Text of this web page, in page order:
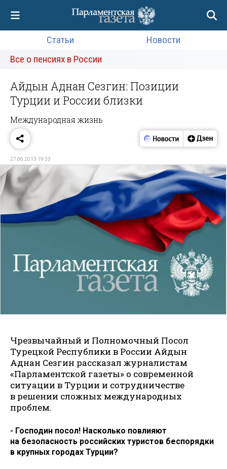
Статьи
Новости
Все о пенсиях в России
Айдын Аднан Сезгин: Позиции
Турции и России близки
Международная жизнь
27.06.2013 19:33
Чрезвычайный и Полномочный Посол
Турецкой Республики в России Айдын
Аднан Сезгин рассказал журналистам
«Парламентской газеты» о современной
ситуации в Турции и сотрудничестве
в решении сложных международных
проблем.
- Господин посол! Насколько повлияют
на безопасность российских туристов беспорядки
в крупных городах Турции?